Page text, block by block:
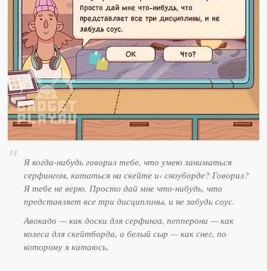
Я когда-нибудь говорил тебе, что умею заниматься
серфингом, кататься на скейте и‹ сноуборде? Говорил?
Я тебе не верю. Просто дай мне что-нибудь, что
представляет все три дисциплины, и не забудь соус.
Авокадо — как доски для серфинга, пепперони — как
колеса для скейтборда, а белый сыр — как снег, по
которому я катаюсь.